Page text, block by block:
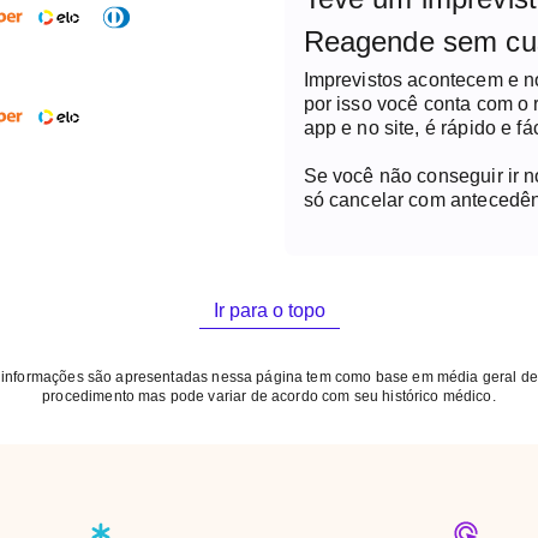
de alimentos sólidos.
de água, caso
(presente em
de diabetes):
por 48 horas
devem ser
preferir, pode estocar
Reagende sem
Imprevistos acontecem e
por isso você conta com o
app e no site, é rápido e
Se você não conseguir ir
só cancelar com
Ir para o topo
são apresentadas nessa página tem como base em média geral
procedimento mas pode variar de acordo com seu histórico médico.